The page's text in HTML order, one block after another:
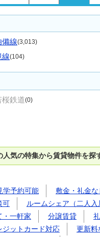
備線(3,013)
線(104)
桜鉄道(0)
人気の特集から賃貸物件を探
学予約可能
敷金・礼金な
可
ルームシェア（二人入
・一軒家
分譲賃貸
ジットカード対応
更新料